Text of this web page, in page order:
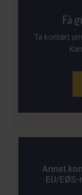
Få
Ta kontakt
Annet
EU/